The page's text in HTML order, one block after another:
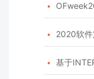

 2020软
 基于